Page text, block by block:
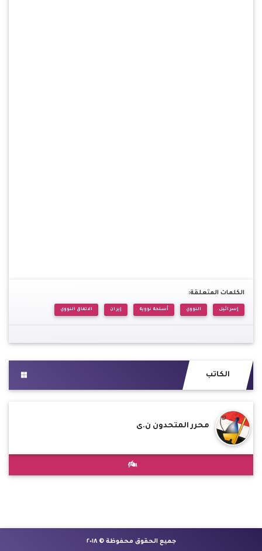
الكلمات المتعلقة:
إسرائيل النووي أسلحة نووية إيران الاتفاق النووي
الكاتب
محرر المتحدون ن.ى
جميع الحقوق محفوظة © ٢٠١٨